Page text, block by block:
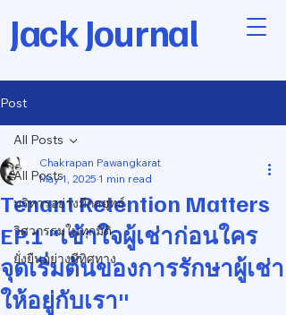
Jack Journal
Post
All Posts
บริหารอย่างมีกลยุทธ์
วิศวกรรมในทุกมิติ
ยั่งยืนอย่างมีทิศทาง
All Posts
Tenant Retention Matters
EP.1 "เข้าใจผู้เช่าก่อนใคร
จุดเริ่มต้นของการรักษาผู้เช่า
ให้อยู่กับเรา"
Chakrapan Pawangkarat
May 1, 2025 1 min read